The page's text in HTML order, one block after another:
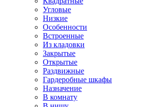
Угловые
Низкие
Особенности
Встроенные
Из кладовки
Закрытые
Открытые
Раздвижные
Гардеробные шкафы
Назначение
В комнату